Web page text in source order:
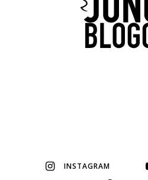
INSTAGRAM